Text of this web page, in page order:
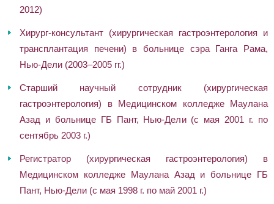
2012)
Хирург-консультант (хирургическая гастроэнтерология и
трансплантация печени) в больнице сэра Ганга Рама,
Нью-Дели (2003–2005 гг.)
Старший научный сотрудник (хирургическая
гастроэнтерология) в Медицинском колледже Маулана
Азад и больнице ГБ Пант, Нью-Дели (с мая 2001 г. по
сентябрь 2003 г.)
Регистратор (хирургическая гастроэнтерология) в
Медицинском колледже Маулана Азад и больнице ГБ
Пант, Нью-Дели (с мая 1998 г. по май 2001 г.)